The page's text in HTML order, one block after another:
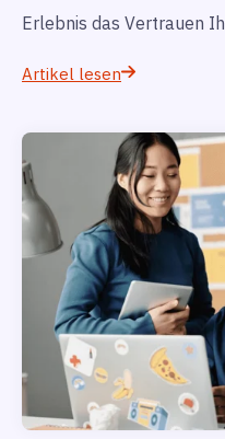
Erlebnis das Vertrauen
Artikel lesen